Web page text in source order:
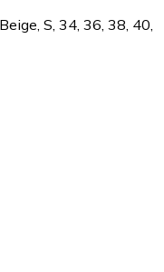
S, 34, 36, 38, 40,